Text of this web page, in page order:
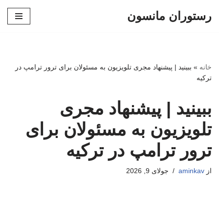
رستوران مانسون
خانه » ببینید | پیشنهاد مجری تلویزیون به مسئولان برای ترور ترامپ در
ترکیه
ببینید | پیشنهاد مجری
تلویزیون به مسئولان برای
ترور ترامپ در ترکیه
از aminkav جولای 9, 2026